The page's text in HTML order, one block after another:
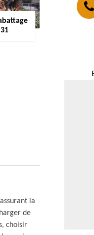
la
de
choisir